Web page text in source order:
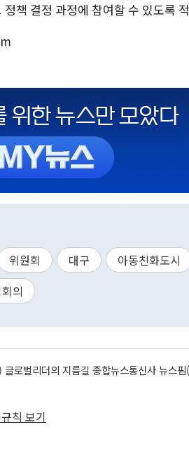
책 결정 과정에 참여할 수 있도록
위원회 대구 아동친화도시
의
글로벌리더의 지름길 종합뉴스통신사 뉴스
칙 보기